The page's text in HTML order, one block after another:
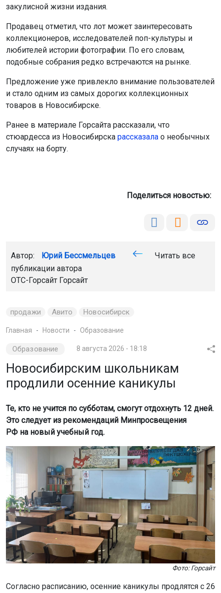
закулисной жизни издания.
Продавец отметил, что лот может заинтересовать
коллекционеров, исследователей поп-культуры и
любителей истории фотографии. По его словам,
подобные собрания редко встречаются на рынке.
Предложение уже привлекло внимание пользователей
и стало одним из самых дорогих коллекционных
товаров в Новосибирске.
Ранее в материале Горсайта рассказали, что
стюардесса из Новосибирска рассказала о необычных
случаях на борту.
Поделиться новостью:
Автор: Юрий Бессмельцев
Читать все
публикации автора
ОТС-Горсайт Горсайт
продажи Авито Новосибирск
Главная Новости Образование
Образование 8 августа 2026 - 18:18
Новосибирским школьникам
продлили осенние каникулы
Те, кто не учится по субботам, смогут отдохнуть 12 дней.
Это следует из рекомендаций Минпросвещения
РФ на новый учебный год.
Фото: Горсайт
Согласно расписанию, осенние каникулы продлятся с 26